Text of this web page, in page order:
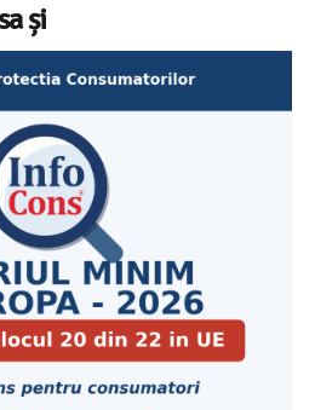
și
spalat vase independente cu